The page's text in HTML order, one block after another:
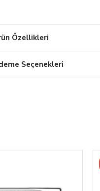
Özellikleri
Seçenekleri